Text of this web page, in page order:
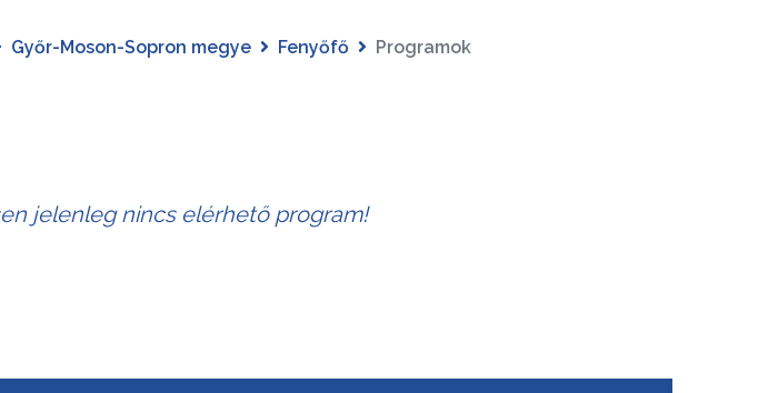
Győr-Moson-Sopron megye Fenyőfő Programok
jelenleg nincs elérhető program!